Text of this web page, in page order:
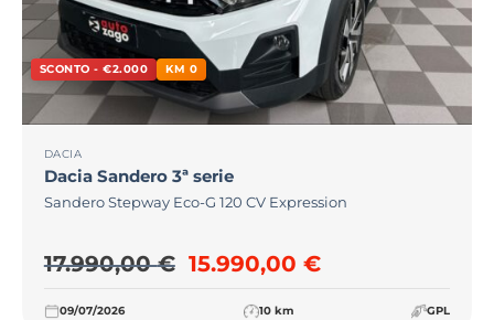
SCONTO - €2.000 KM 0
DACIA
Dacia Sandero 3ª serie
Sandero Stepway Eco-G 120 CV Expression
17.990,00€ Il prezzo originale era:
15.990,00 €Il prezzo
09/07/2026 10 km GPL